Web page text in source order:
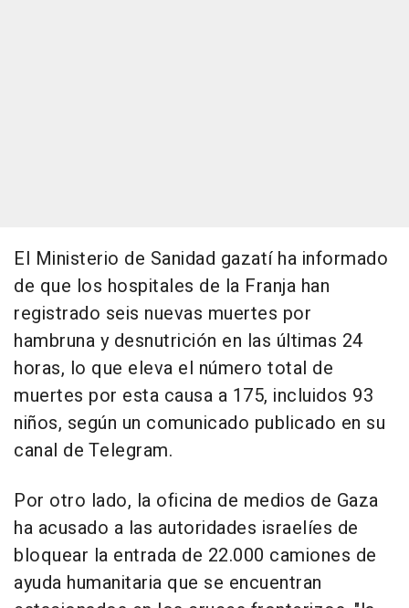
El Ministerio de Sanidad gazatí ha informado
de que los hospitales de la Franja han
registrado seis nuevas muertes por
hambruna y desnutrición en las últimas 24
horas, lo que eleva el número total de
muertes por esta causa a 175, incluidos 93
niños, según un comunicado publicado en su
canal de Telegram.
Por otro lado, la oficina de medios de Gaza
ha acusado a las autoridades israelíes de
bloquear la entrada de 22.000 camiones de
ayuda humanitaria que se encuentran